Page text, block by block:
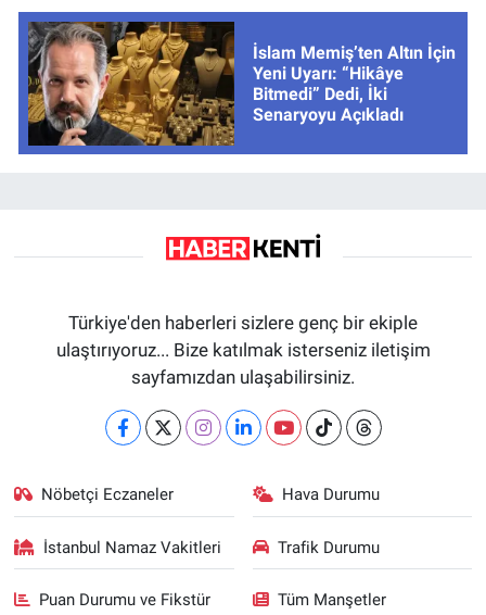
İslam Memiş’ten Altın İçin
Yeni Uyarı: “Hikâye
Bitmedi” Dedi, İki
Senaryoyu Açıkladı
Türkiye'den haberleri sizlere genç bir ekiple
ulaştırıyoruz... Bize katılmak isterseniz iletişim
sayfamızdan ulaşabilirsiniz.
Nöbetçi Eczaneler Hava Durumu
İstanbul Namaz Vakitleri Trafik Durumu
Puan Durumu ve Fikstür Tüm Manşetler